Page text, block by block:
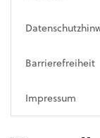
Barrierefreiheit
Impressum